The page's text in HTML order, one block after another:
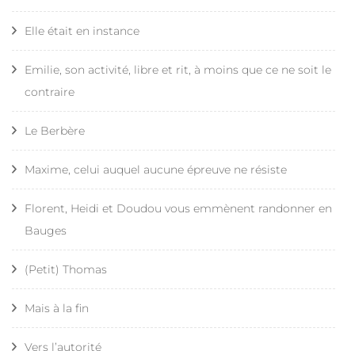
Elle était en instance
Emilie, son activité, libre et rit, à moins que ce ne soit le
contraire
Le Berbère
Maxime, celui auquel aucune épreuve ne résiste
Florent, Heidi et Doudou vous emmènent randonner en
Bauges
(Petit) Thomas
Mais à la fin
Vers l’autorité